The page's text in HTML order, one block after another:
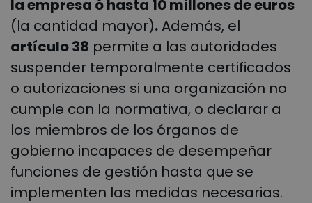
la empresa ó hasta 10 millones de euros
(la cantidad mayor). Además, el
artículo 38 permite a las autoridades
suspender temporalmente certificados
o autorizaciones si una organización no
cumple con la normativa, o declarar a
los miembros de los órganos de
gobierno incapaces de desempeñar
funciones de gestión hasta que se
implementen las medidas necesarias.